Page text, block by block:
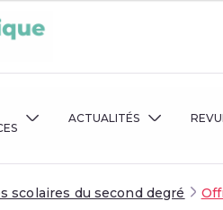
ACTUALITÉS
FLASH ACTU
scolaires du second degré